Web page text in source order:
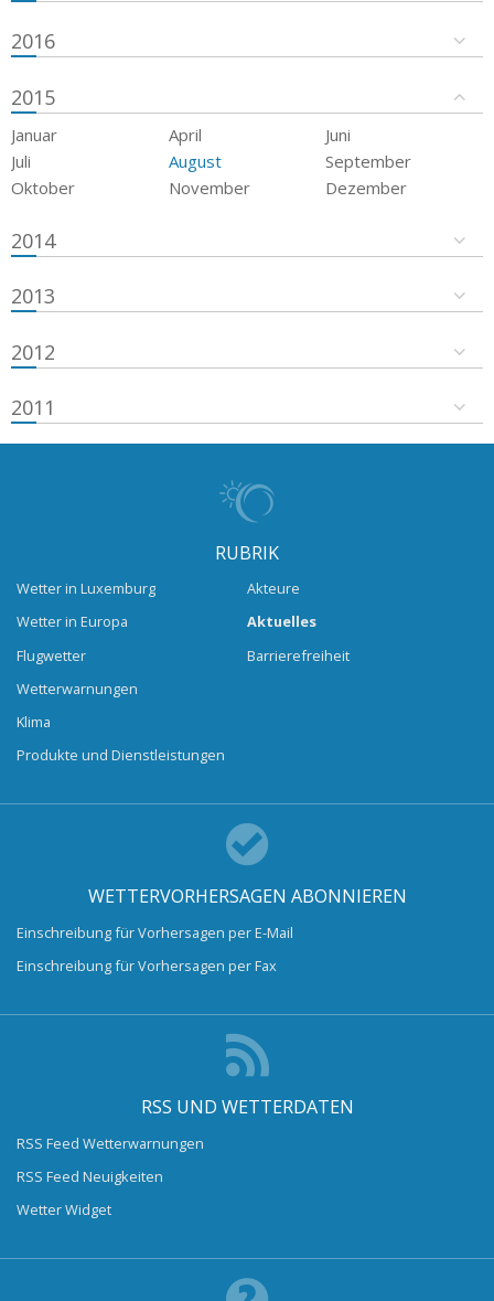
2016
2015
Januar April
Juni
Juli
August
September
Oktober
November Dezember
2014
2013
2012
2011
RUBRIK
Wetter in Luxemburg
Wetter in Europa
Flugwetter
Wetterwarnungen
Klima
Produkte und Dienstleistungen
Akteure
Aktuelles
Barrierefreiheit
WETTERVORHERSAGEN ABONNIEREN
Einschreibung für Vorhersagen per E-Mail
Einschreibung für Vorhersagen per Fax
RSS UND WETTERDATEN
RSS Feed Wetterwarnungen
RSS Feed Neuigkeiten
Wetter Widget